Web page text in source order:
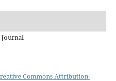
Journal
Commons Attribution-